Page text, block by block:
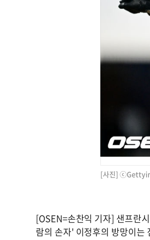
[사진]
[OSEN=손찬익 기자] 샌프란
람의 손자' 이정후의 방망이는